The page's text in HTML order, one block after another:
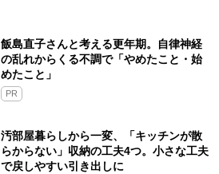
飯島直子さんと考える更年期。自律神経
の乱れからくる不調で「やめたこと・始
めたこと」
PR
汚部屋暮らしから一変、「キッチンが散
らからない」収納の工夫4つ。小さな工夫
で戻しやすい引き出しに